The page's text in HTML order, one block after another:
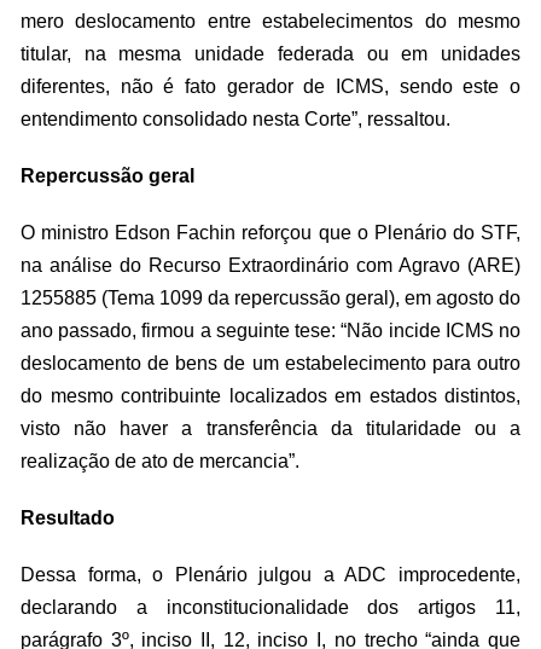
mero deslocamento entre estabelecimentos do mesmo
titular, na mesma unidade federada ou em unidades
diferentes, não é fato gerador de ICMS, sendo este o
entendimento consolidado nesta Corte”, ressaltou.
Repercussão geral
O ministro Edson Fachin reforçou que o Plenário do STF,
na análise do Recurso Extraordinário com Agravo (ARE)
1255885 (Tema 1099 da repercussão geral), em agosto do
ano passado, firmou a seguinte tese: “Não incide ICMS no
deslocamento de bens de um estabelecimento para outro
do mesmo contribuinte localizados em estados distintos,
visto não haver a transferência da titularidade ou a
realização de ato de mercancia”.
Resultado
Dessa forma, o Plenário julgou a ADC improcedente,
declarando a inconstitucionalidade dos artigos 11,
parágrafo 3º, inciso II, 12, inciso I, no trecho “ainda que